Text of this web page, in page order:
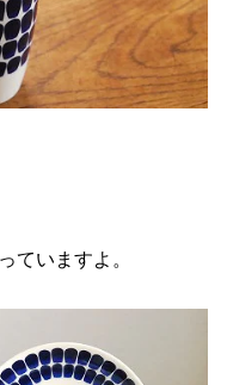
ていますよ。